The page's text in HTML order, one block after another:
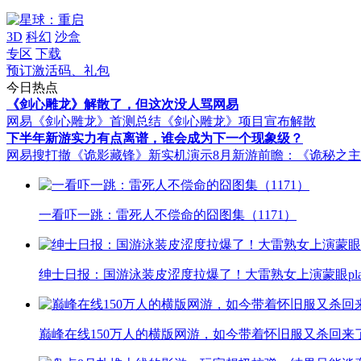
3D 科幻 沙盒
专区 下载
预订激活码、礼包
今日热点
《剑心雕龙》解散了，但这次没人骂网易
网易《剑心雕龙》首测总结 《剑心雕龙》项目宣布解散
下半年新游实力有点离谱，谁会成为下一个现象级？
网易搜打撤《诡影藏锋》新实机演示8月新游前瞻：《诡秘之
一看吓一跳：雷死人不偿命的囧图集（1171）
绅士日报：国游泳装皮涩度拉爆了！大雷熟女上演蒙眼
巅峰在线150万人的横版网游，如今带着怀旧服又杀回来